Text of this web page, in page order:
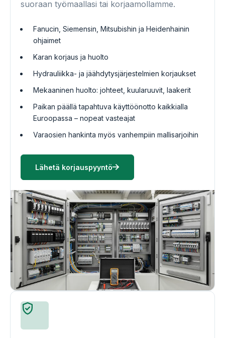
suoraan työmaallasi tai korjaamollamme.
Fanucin, Siemensin, Mitsubishin ja Heidenhainin
ohjaimet
Karan korjaus ja huolto
Hydrauliikka- ja jäähdytysjärjestelmien korjaukset
Mekaaninen huolto: johteet, kuularuuvit, laakerit
Paikan päällä tapahtuva käyttöönotto kaikkialla
Euroopassa – nopeat vasteajat
Varaosien hankinta myös vanhempiin mallisarjoihin
Lähetä korjauspyyntö